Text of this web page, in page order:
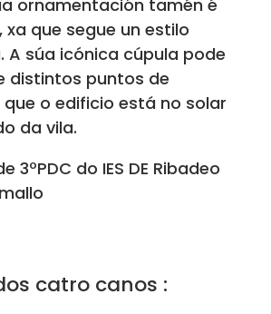
ornamentación tamén é
que segue un estilo
A súa icónica cúpula pode
distintos puntos de
que o edificio está no solar
da vila.
3ºPDC do IES DE Ribadeo
catro canos :